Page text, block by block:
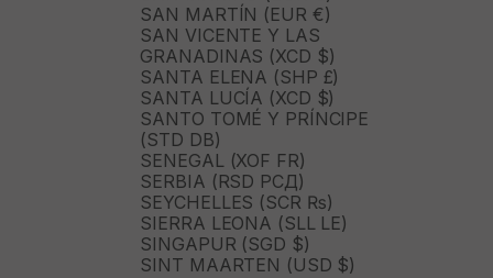
SAN MARTÍN (EUR €)
SAN VICENTE Y LAS
GRANADINAS (XCD $)
SANTA ELENA (SHP £)
SANTA LUCÍA (XCD $)
SANTO TOMÉ Y PRÍNCIPE
(STD DB)
SENEGAL (XOF FR)
SERBIA (RSD РСД)
SEYCHELLES (SCR ₨)
SIERRA LEONA (SLL LE)
SINGAPUR (SGD $)
SINT MAARTEN (USD $)